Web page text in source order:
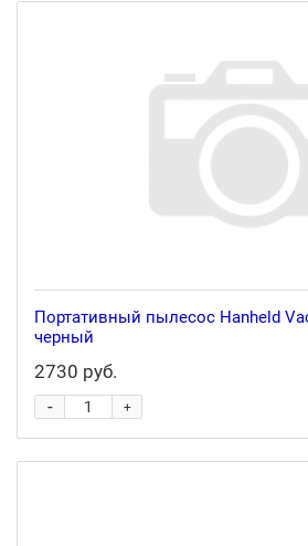
Портативный пылесос Hanheld
черный
2730 руб.
+
-